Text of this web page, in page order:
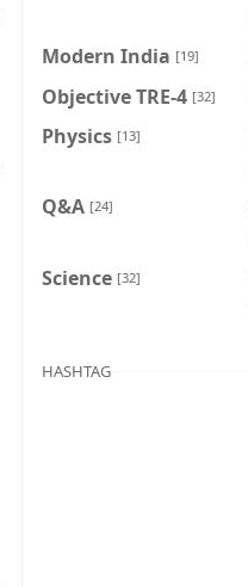
Modern India [19]
Objective TRE-4 [32]
Physics [13]
Q&A [24]
Science [32]
HASHTAG